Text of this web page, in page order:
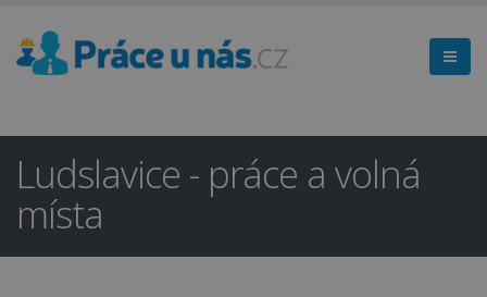
Ludslavice - práce a volná
místa
×
Hledáte práci